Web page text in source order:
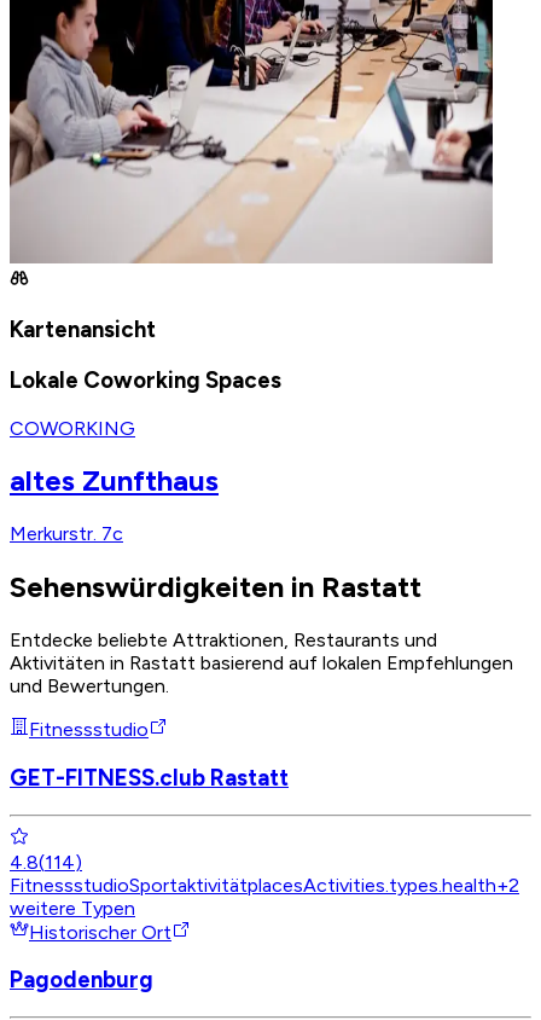
Kartenansicht
Lokale Coworking Spaces
COWORKING
altes Zunfthaus
Merkurstr. 7c
Sehenswürdigkeiten in Rastatt
Entdecke beliebte Attraktionen, Restaurants und
Aktivitäten in Rastatt basierend auf lokalen Empfehlungen
und Bewertungen.
Fitnessstudio
GET-FITNESS.club Rastatt
4.8(114)
FitnessstudioSportaktivitätplacesActivities.types.health+2
weitere Typen
Historischer Ort
Pagodenburg